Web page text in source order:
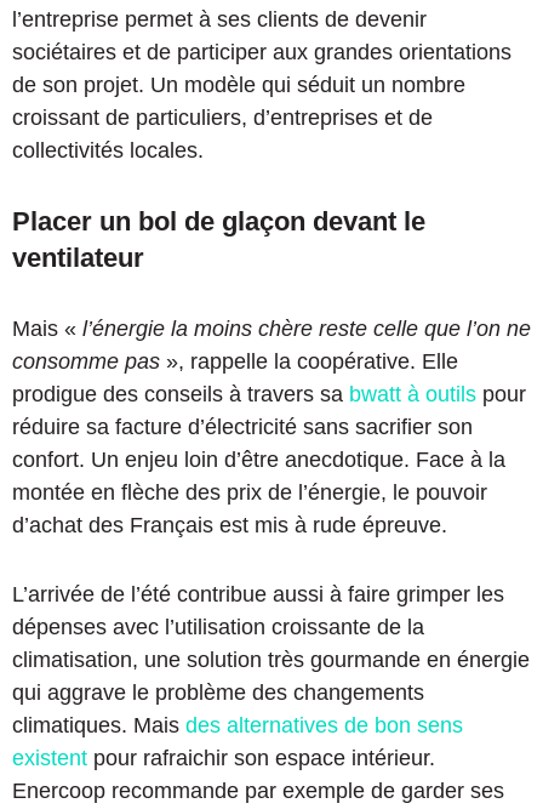
l’entreprise permet à ses clients de devenir
sociétaires et de participer aux grandes orientations
de son projet. Un modèle qui séduit un nombre
croissant de particuliers, d’entreprises et de
collectivités locales.
Placer un bol de glaçon devant le
ventilateur
Mais « l’énergie la moins chère reste celle que l’on ne
consomme pas », rappelle la coopérative. Elle
prodigue des conseils à travers sa bwatt à outils pour
réduire sa facture d’électricité sans sacrifier son
confort. Un enjeu loin d’être anecdotique. Face à la
montée en flèche des prix de l’énergie, le pouvoir
d’achat des Français est mis à rude épreuve.
L’arrivée de l’été contribue aussi à faire grimper les
dépenses avec l’utilisation croissante de la
climatisation, une solution très gourmande en énergie
qui aggrave le problème des changements
climatiques. Mais des alternatives de bon sens
existent pour rafraichir son espace intérieur.
Enercoop recommande par exemple de garder ses